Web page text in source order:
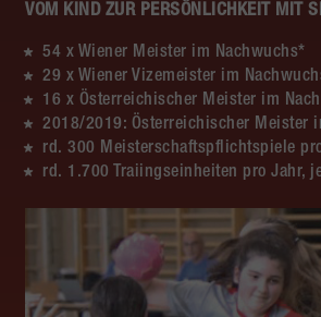
VOM KIND ZUR PERSÖNLICHKEIT MIT
54 x Wiener Meister im Nachwuchs*
29 x Wiener Vizemeister im
16 x Österreichischer Meister im
2018/2019: Österreichischer Meister
rd. 300 Meisterschaftspflichtspiele
rd. 1.700 Traiingseinheiten pro Jahr,